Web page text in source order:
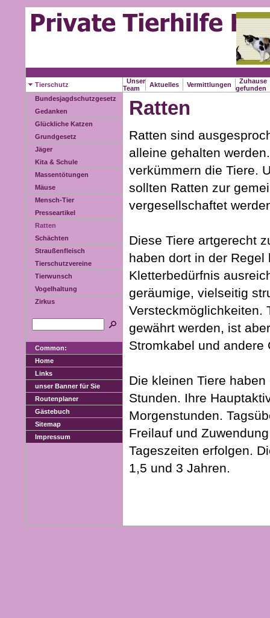
Tierschutz
Unser
Team
Aktuelles Vermittlungen
Zuhause
gefunden
Bundesjagdschutzgesetz
Gedanken
Glückliche Katzen
Grundgesetz
Jäger
Kita & Schule
Massentötungen
Mäuse
Mensch-Tier
Presseartikel
Ratten
Schächten
Straußenfleisch
Tierschutzvereine
Tierwunsch
Vogelhaltung
Zirkus
Common:
Home
Links
unser Banner für Sie
Routenplaner
Gästebuch
Sitemap
Impressum
Ratten
Ratten sind
alleine gehalten
verkümmern die Tiere.
sollten Ratten zur
vergesellschaftet
Diese Tiere artgerecht
haben dort in der
Kletterbedürfnis
geräumige, vielseitig
Versteckmöglichkeiten.
gewährt werden, ist
Stromkabel und andere
Die kleinen Tiere
Stunden. Ihre
Morgenstunden.
Freilauf und
Tageszeiten erfolgen.
1,5 und 3 Jahren.